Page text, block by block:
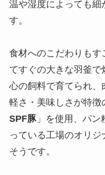
温や湿度によっても
す。
食材へのこだわりもす
てすぐの大きな羽釜
心の飼料で育てられ、
軽さ・美味しさが特
SPF豚」を使用、パン
っている工場のオリ
そうです。